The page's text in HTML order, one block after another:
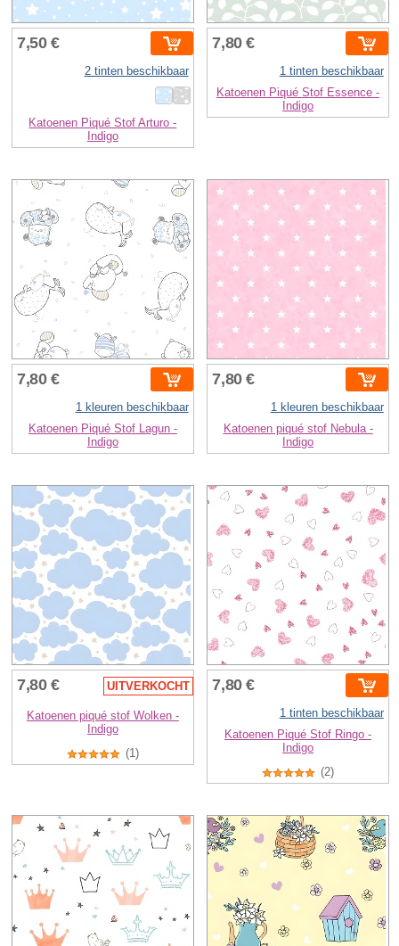
7,50 €
2 tinten beschikbaar
Katoenen Piqué Stof Arturo -
Indigo
7,80 €
1 tinten beschikbaar
Katoenen Piqué Stof Essence -
Indigo
7,80 €
1 kleuren beschikbaar
Katoenen Piqué Stof Lagun -
Indigo
7,80 €
1 kleuren beschikbaar
Katoenen piqué stof Nebula -
Indigo
7,80 € UITVERKOCHT
Katoenen piqué stof Wolken -
Indigo
(1)
7,80 €
1 tinten beschikbaar
Katoenen Piqué Stof Ringo -
Indigo
(2)